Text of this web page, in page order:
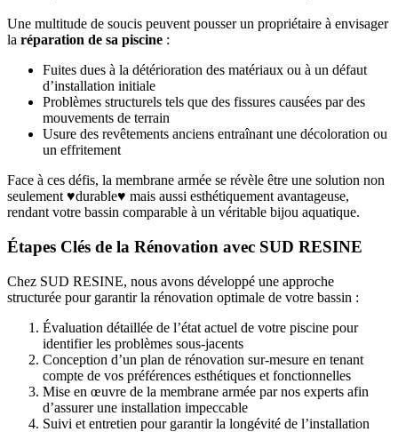
Une multitude de soucis peuvent pousser un propriétaire à envisager
la réparation de sa piscine :
Fuites dues à la détérioration des matériaux ou à un défaut
d’installation initiale
Problèmes structurels tels que des fissures causées par des
mouvements de terrain
Usure des revêtements anciens entraînant une décoloration ou
un effritement
Face à ces défis, la membrane armée se révèle être une solution non
seulement ♥durable♥ mais aussi esthétiquement avantageuse,
rendant votre bassin comparable à un véritable bijou aquatique.
Étapes Clés de la Rénovation avec SUD RESINE
Chez SUD RESINE, nous avons développé une approche
structurée pour garantir la rénovation optimale de votre bassin :
Évaluation détaillée de l’état actuel de votre piscine pour
identifier les problèmes sous-jacents
Conception d’un plan de rénovation sur-mesure en tenant
compte de vos préférences esthétiques et fonctionnelles
Mise en œuvre de la membrane armée par nos experts afin
d’assurer une installation impeccable
Suivi et entretien pour garantir la longévité de l’installation